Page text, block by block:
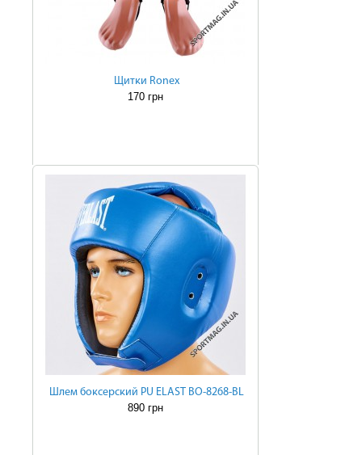
Щитки Ronex
170 грн
Шлем боксерский PU ELAST BO-8268-BL
890 грн